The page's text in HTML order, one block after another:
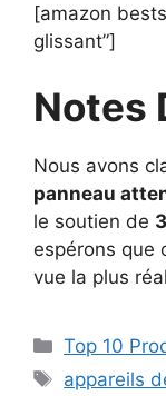
[amazon
glissant”]
Notes
Nous avons
panneau
le soutien de
espérons que
vue la plus
Top 10
appareils